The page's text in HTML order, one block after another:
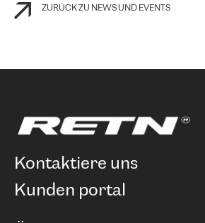
ZURÜCK ZU NEWS UND EVENTS
kontaktiere uns
kunden portal